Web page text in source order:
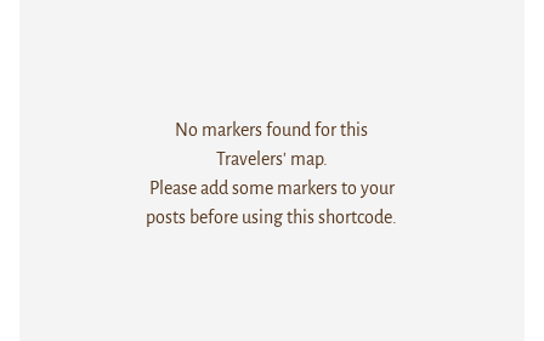
No markers found for this
Travelers' map.
Please add some markers to your
posts before using this shortcode.